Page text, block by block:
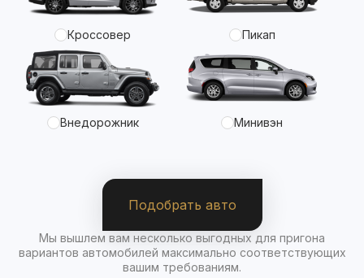
Кроссовер Пикап
Внедорожник Минивэн
Подобрать авто
Мы вышлем вам несколько выгодных для пригона
вариантов автомобилей максимально соответствующих
вашим требованиям.